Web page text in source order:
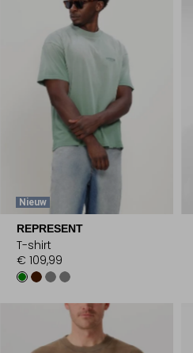
Nieuw
REPRESENT
T-shirt
€ 109,99